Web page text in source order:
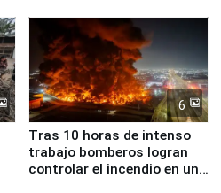
6
Tras 10 horas de intenso
trabajo bomberos logran
controlar el incendio en una